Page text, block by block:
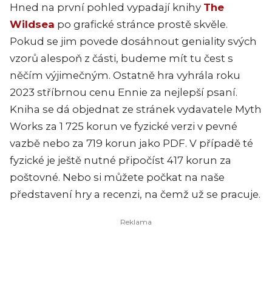
Hned na první pohled vypadají knihy The
Wildsea po grafické stránce prostě skvěle.
Pokud se jim povede dosáhnout geniality svých
vzorů alespoň z části, budeme mít tu čest s
něčím výjimečným. Ostatně hra vyhrála roku
2023 stříbrnou cenu Ennie za nejlepší psaní.
Kniha se dá objednat ze stránek vydavatele Myth
Works za 1 725 korun ve fyzické verzi v pevné
vazbě nebo za 719 korun jako PDF. V případě té
fyzické je ještě nutné připočíst 417 korun za
poštovné. Nebo si můžete počkat na naše
představení hry a recenzi, na čemž už se pracuje.